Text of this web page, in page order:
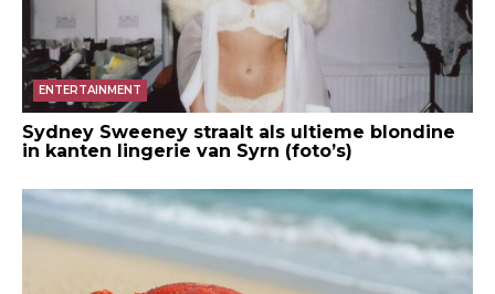
ENTERTAINMENT
Sydney Sweeney straalt als ultieme blondine
in kanten lingerie van Syrn (foto’s)